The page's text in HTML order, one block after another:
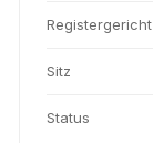
Registergericht
Sitz
Status